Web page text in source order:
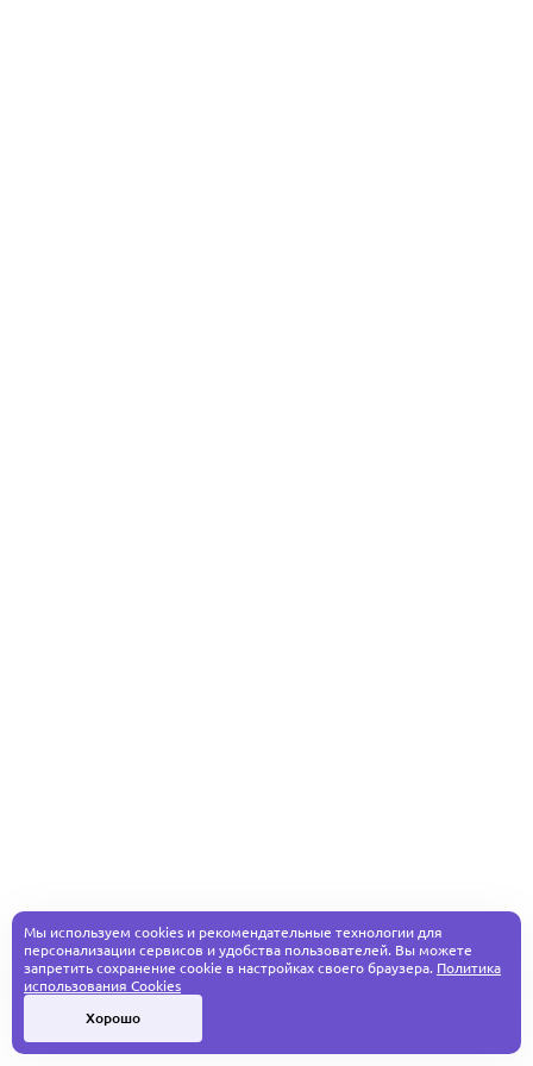
Мы используем cookies и рекомендательные технологии для
персонализации сервисов и удобства пользователей. Вы можете
запретить сохранение cookie в настройках своего браузера. Политика
использования Cookies
Хорошо